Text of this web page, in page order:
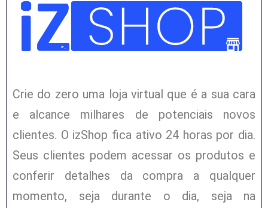
Crie do zero uma loja virtual que é a sua cara
e alcance milhares de potenciais novos
clientes. O izShop fica ativo 24 horas por dia.
Seus clientes podem acessar os produtos e
conferir detalhes da compra a qualquer
momento, seja durante o dia, seja na